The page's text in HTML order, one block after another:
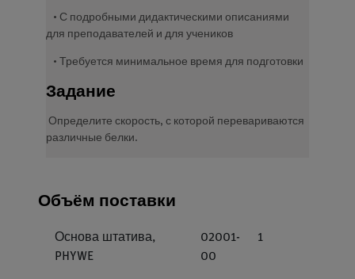
• С подробными дидактическими описаниями
для преподавателей и для учеников
• Требуется минимальное время для подготовки
Задание
Определите скорость, с которой перевариваются
различные белки.
Объём поставки
Основа штатива,
PHYWE
02001-
00
1